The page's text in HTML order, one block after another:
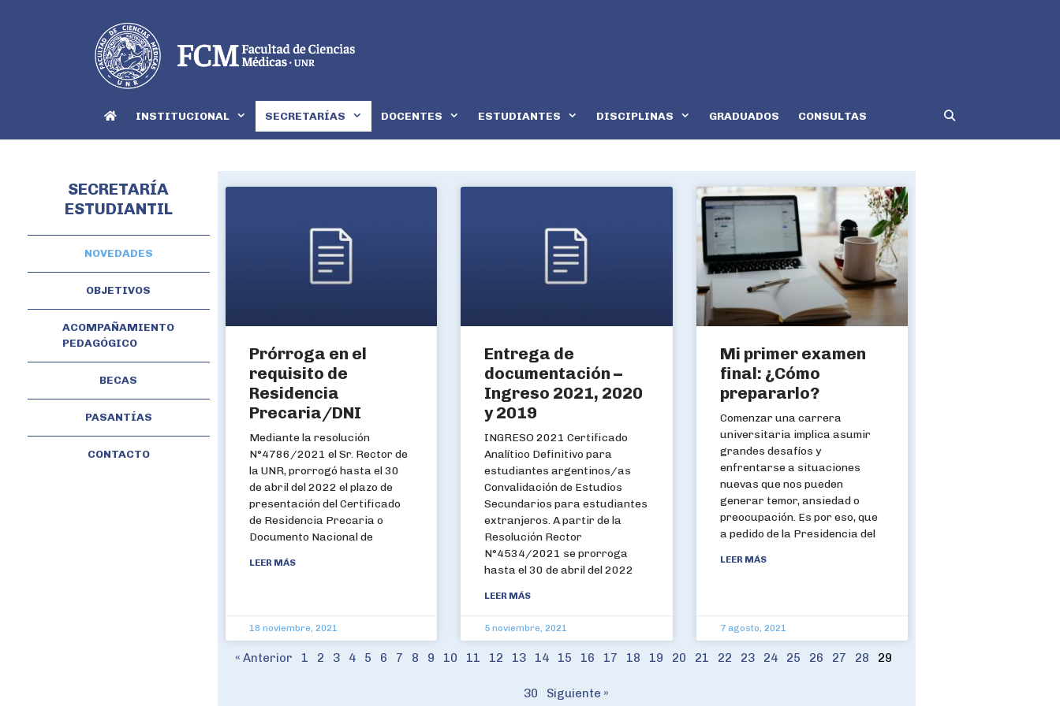
INSTITUCIONAL SECRETARÍAS DOCENTES ESTUDIANTES DISCIPLINAS GRADUADOS CONSULTAS
SECRETARÍA
ESTUDIANTIL
NOVEDADES
OBJETIVOS
ACOMPAÑAMIENTO
PEDAGÓGICO
BECAS
PASANTÍAS
CONTACTO
Prórroga en el
requisito de
Residencia
Precaria/DNI
Mediante la resolución
N°4786/2021 el Sr. Rector de
la UNR, prorrogó hasta el 30
de abril del 2022 el plazo de
presentación del Certificado
de Residencia Precaria o
Documento Nacional de
LEER MÁS
18 noviembre, 2021
Entrega de
documentación –
Ingreso 2021, 2020
y 2019
INGRESO 2021 Certificado
Analítico Definitivo para
estudiantes argentinos/as
Convalidación de Estudios
Secundarios para estudiantes
extranjeros. A partir de la
Resolución Rector
N°4534/2021 se prorroga
hasta el 30 de abril del 2022
LEER MÁS
5 noviembre, 2021
Mi primer examen
final: ¿Cómo
prepararlo?
Comenzar una carrera
universitaria implica asumir
grandes desafíos y
enfrentarse a situaciones
nuevas que nos pueden
generar temor, ansiedad o
preocupación. Es por eso, que
a pedido de la Presidencia del
LEER MÁS
7 agosto, 2021
« Anterior 1 2 3 4 5 6 7 8 9 10 11 12 13 14 15 16 17 18 19 20 21 22 23 24 25 26 27 28 29
30 Siguiente »